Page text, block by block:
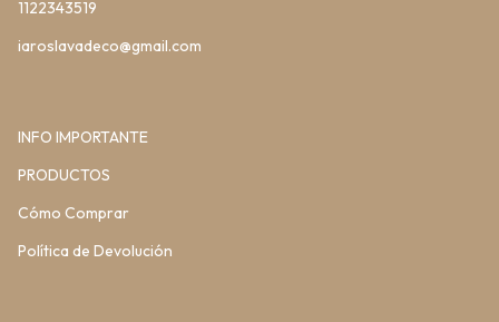
1122343519
iaroslavadeco@gmail.com
INFO IMPORTANTE
PRODUCTOS
Cómo Comprar
Política de Devolución